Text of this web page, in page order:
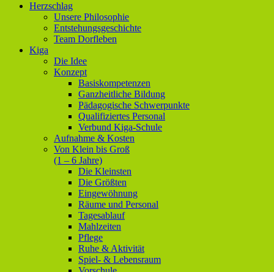
Herzschlag
Unsere Philosophie
Entstehungsgeschichte
Team Dorfleben
Kiga
Die Idee
Konzept
Basiskompetenzen
Ganzheitliche Bildung
Pädagogische Schwerpunkte
Qualifiziertes Personal
Verbund Kiga-Schule
Aufnahme & Kosten
Von Klein bis Groß
(1 – 6 Jahre)
Die Kleinsten
Die Größten
Eingewöhnung
Räume und Personal
Tagesablauf
Mahlzeiten
Pflege
Ruhe & Aktivität
Spiel- & Lebensraum